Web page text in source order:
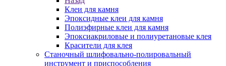
Клеи для камня
Эпоксидные клеи для камня
Полиэфирные клеи для камня
Эпоксиакриловые и полиуретановые клея
Красители для клея
Станочный шлифовально-полировальный
инструмент и приспособления